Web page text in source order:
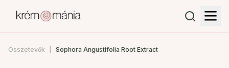
Összetevők Sophora Angustifolia Root Extract